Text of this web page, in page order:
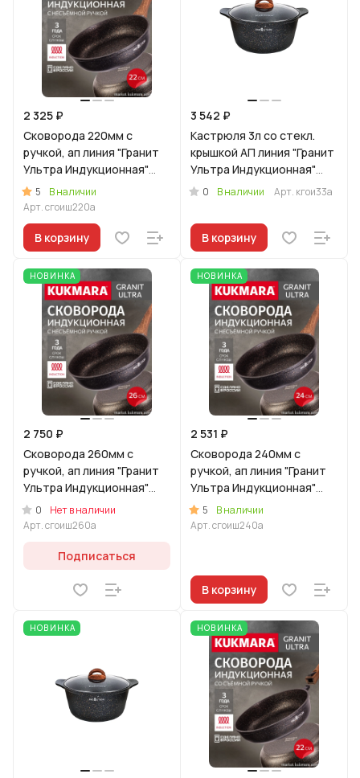
2 325 ₽
Сковорода 220мм с
ручкой, ап линия "Гранит
Ультра Индукционная"
(оригинальный)
5
В наличии
Арт.сгоиш220а
В корзину
3 542 ₽
Кастрюля 3л со стекл.
крышкой АП линия "Гранит
Ультра Индукционная"
(оригинальный)
0 В наличии Арт. кгои33а
В корзину
НОВИНКА
2 750 ₽
Сковорода 260мм с
ручкой, ап линия "Гранит
Ультра Индукционная"
(оригинальный)
0
Нет в наличии
Арт.сгоиш260а
Подписаться
НОВИНКА
2 531 ₽
Сковорода 240мм с
ручкой, ап линия "Гранит
Ультра Индукционная"
(оригинальный)
5
В наличии
Арт.сгоиш240а
В корзину
НОВИНКА НОВИНКА